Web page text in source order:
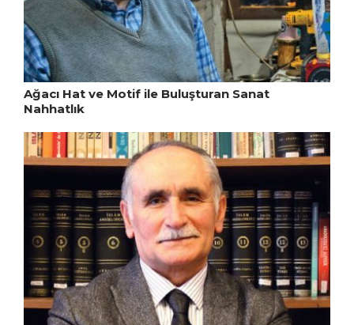
Ağacı Hat ve Motif ile Buluşturan Sanat
Nahhatlık